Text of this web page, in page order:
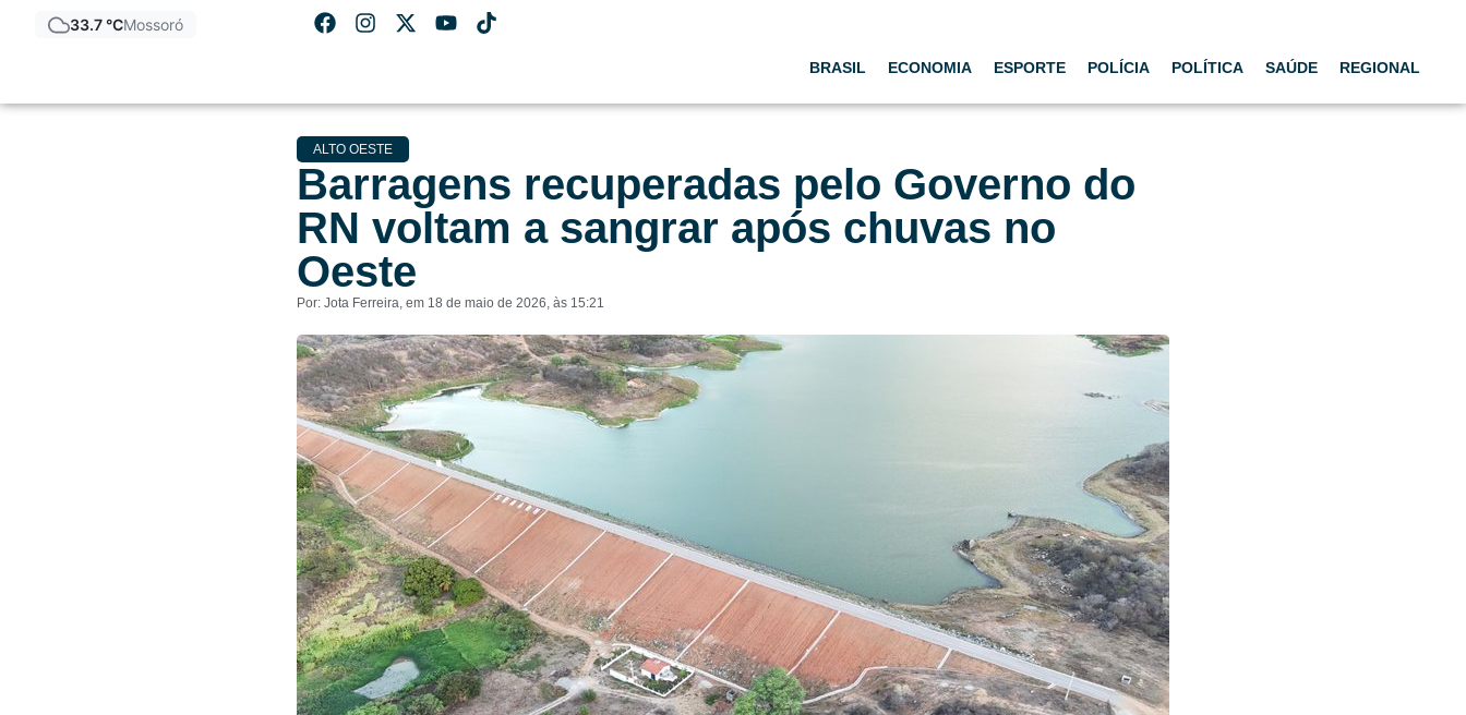
33.7 °CMossoró
BRASIL ECONOMIA ESPORTE POLÍCIA POLÍTICA SAÚDE REGIONAL
ALTO OESTE
Barragens recuperadas pelo Governo do
RN voltam a sangrar após chuvas no
Oeste
Por: Jota Ferreira , em 18 de maio de 2026 , às 15:21